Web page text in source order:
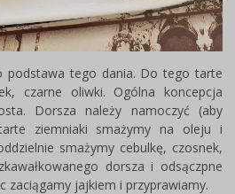
podstawa tego dania. Do tego tarte
czarne oliwki. Ogólna koncepcja
Dorsza należy namoczyć (aby
ziemniaki smażymy na oleju i
smażymy cebulkę, czosnek,
dorsza i odsączpne
zaciągamy jajkiem i przyprawiamy.